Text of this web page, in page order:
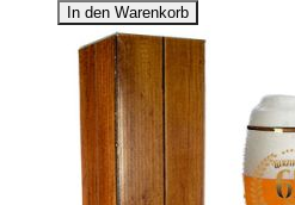
In den Warenkorb